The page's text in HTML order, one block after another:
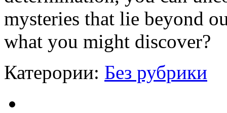
mysteries that lie beyond
what you might discover?
Катерории: Без рубрики